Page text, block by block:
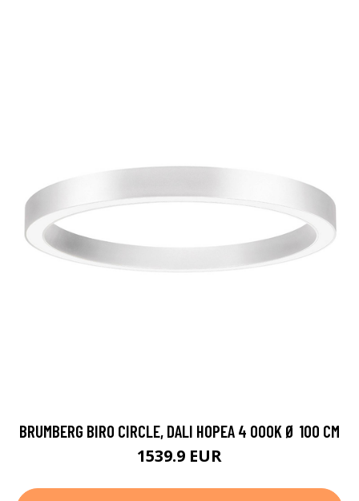
BRUMBERG BIRO CIRCLE, DALI HOPEA 4 000K Ø 100 CM
1539.9 EUR